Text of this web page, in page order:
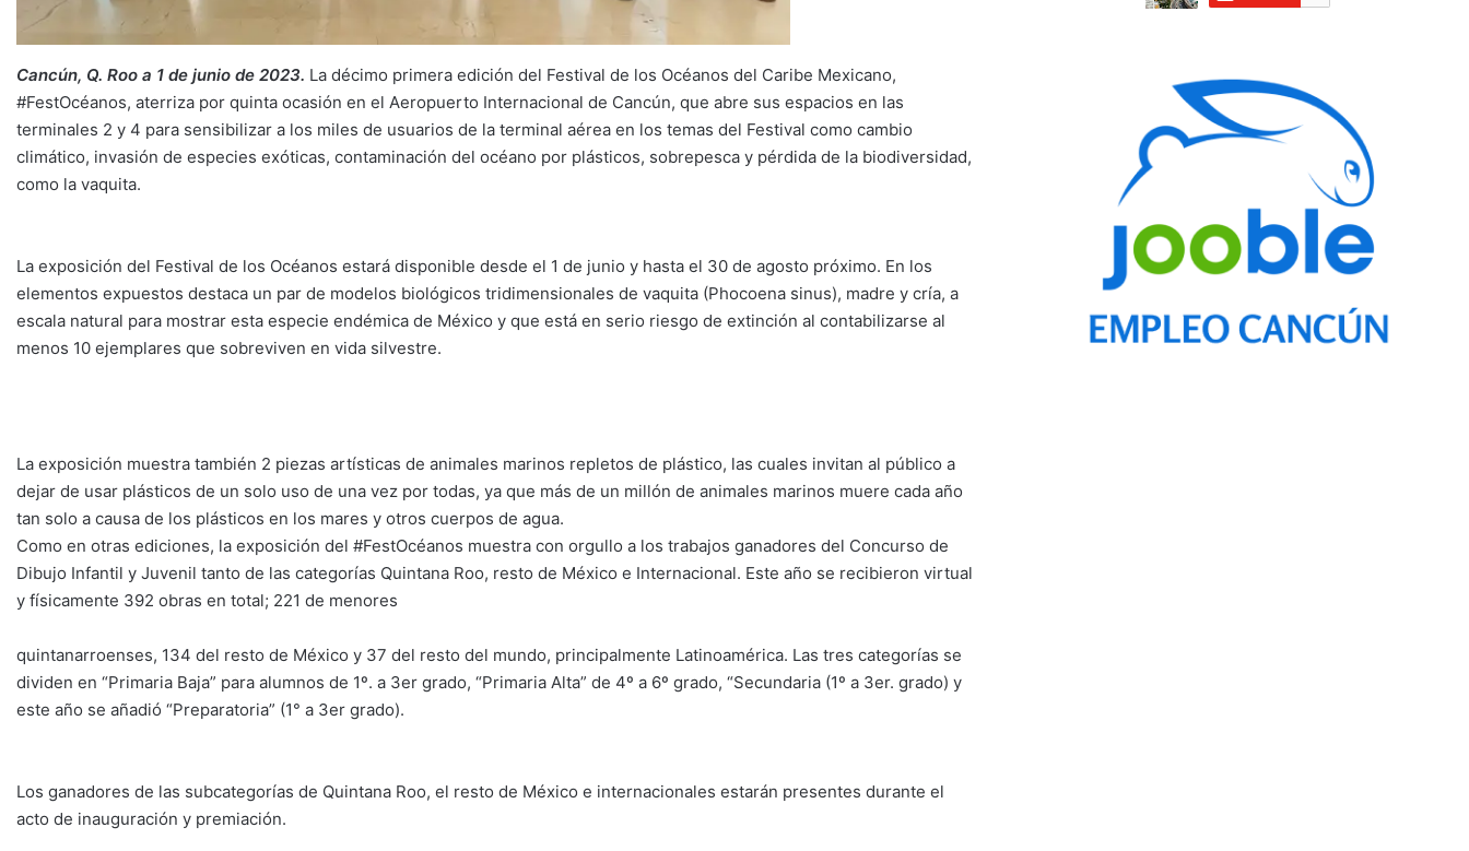
Cancún, Q. Roo a 1 de junio de 2023. La décimo primera edición del Festival de los Océanos del Caribe Mexicano,
#FestOcéanos, aterriza por quinta ocasión en el Aeropuerto Internacional de Cancún, que abre sus espacios en las
terminales 2 y 4 para sensibilizar a los miles de usuarios de la terminal aérea en los temas del Festival como cambio
climático, invasión de especies exóticas, contaminación del océano por plásticos, sobrepesca y pérdida de la biodiversidad,
como la vaquita.
La exposición del Festival de los Océanos estará disponible desde el 1 de junio y hasta el 30 de agosto próximo. En los
elementos expuestos destaca un par de modelos biológicos tridimensionales de vaquita (Phocoena sinus), madre y cría, a
escala natural para mostrar esta especie endémica de México y que está en serio riesgo de extinción al contabilizarse al
menos 10 ejemplares que sobreviven en vida silvestre.
La exposición muestra también 2 piezas artísticas de animales marinos repletos de plástico, las cuales invitan al público a
dejar de usar plásticos de un solo uso de una vez por todas, ya que más de un millón de animales marinos muere cada año
tan solo a causa de los plásticos en los mares y otros cuerpos de agua.
Como en otras ediciones, la exposición del #FestOcéanos muestra con orgullo a los trabajos ganadores del Concurso de
Dibujo Infantil y Juvenil tanto de las categorías Quintana Roo, resto de México e Internacional. Este año se recibieron virtual
y físicamente 392 obras en total; 221 de menores
quintanarroenses, 134 del resto de México y 37 del resto del mundo, principalmente Latinoamérica. Las tres categorías se
dividen en “Primaria Baja” para alumnos de 1º. a 3er grado, “Primaria Alta” de 4º a 6º grado, “Secundaria (1º a 3er. grado) y
este año se añadió “Preparatoria” (1° a 3er grado).
Los ganadores de las subcategorías de Quintana Roo, el resto de México e internacionales estarán presentes durante el
acto de inauguración y premiación.